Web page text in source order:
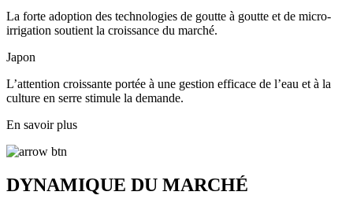
La forte adoption des technologies de goutte à goutte et de micro-
irrigation soutient la croissance du marché.
Japon
L’attention croissante portée à une gestion efficace de l’eau et à la
culture en serre stimule la demande.
En savoir plus
DYNAMIQUE DU MARCHÉ